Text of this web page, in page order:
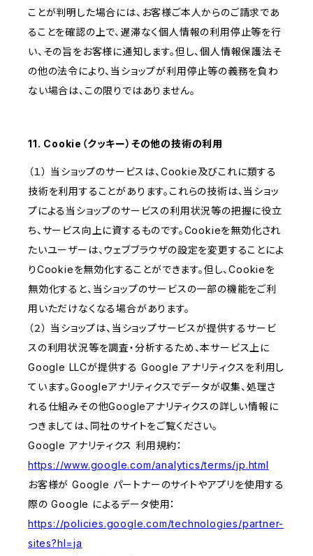
ことが判明した場合には、お客様ご本人からのご請求であ
ることを確認の上で、遅滞なく個人情報の利用停止等を行
い、その旨をお客様に通知します。但し、個人情報保護法そ
の他の法令により、当ショップが利用停止等の義務を負わ
ない場合は、この限りではありません。
11. Cookie（クッキー）その他の技術の利用
（１） 当ショップのサービスは、Cookie及びこれに類する
技術を利用することがあります。これらの技術は、当ショッ
プによる当ショップのサービスの利用状況等の把握に役立
ち、サービス向上に資するものです。Cookieを無効化され
たいユーザーは、ウェブブラウザの設定を変更することによ
りCookieを無効化することができます。但し、Cookieを
無効化すると、当ショップのサービスの一部の機能をご利
用いただけなくなる場合があります。
（２） 当ショップは、当ショップサービスが提供するサービ
スの利用状況等を調査・分析するため、本サービス上に
Google LLCが提供する Google アナリティクスを利用し
ています。Googleアナリティクスでデータが収集、処理さ
れる仕組みその他Googleアナリティクスの詳しい情報に
つきましては、同社のサイトをご覧ください。
Google アナリティクス 利用規約：
https://www.google.com/analytics/terms/jp.html
お客様が Google パートナーのサイトやアプリを使用する
際の Google によるデータ使用：
https://policies.google.com/technologies/partner-
sites?hl=ja